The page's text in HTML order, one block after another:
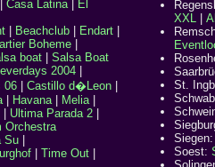
Casa Latina|
El
Beachclub Endart
Boheme
boat
Salsa Boat
2004
06 Castillo d�Leon
| Havana| Melia|
Ultima Parada 2
Orchestra
Su
Time Out
XXL
St.
Soest: